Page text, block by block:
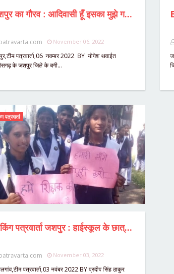
जशपुर का गौरव : आदिवासी हूँ इसका मुझे गर्व है - रिया,मशहूर मॉडल व टीवी एक्ट्रेस प्रिंस नरूला युविका चौधरी के हाथों जशपुर की बेटी रिया को मिला मिस इण्डिया 2022 का खिताब,भिलाई में आयोजित ग्लैमरस प्रॉडक्शन के इवेंट में लहराया जशपुर का परचम,माँ ग्राम पं सचिव पिता मेजर और भी जानें रिया से जुड़ी बातें .........?
November 06, 2022
पत्रवार्ता,06 नवम्बर 2022 BY योगेश थवाईत
के जशपुर जिले के बगी…
पत्रवार्ता
ब्रेकिंग पत्रवार्ता जशपुर : हाईस्कूल के छात्र छात्राओं ने स्कूल में जड़ दिया ताला,उतरे सड़क पर,जिले की शिक्षा व्यवस्था पर उठने लगे सवालिया निशान,कलेक्टर डॉ रवि मित्तल तक पंहुचा मामला,ये है छात्रों की मांग...?
November 03, 2022
पत्रवार्ता,03 नवंबर 2022 BY प्रदीप सिंह ठाकुर